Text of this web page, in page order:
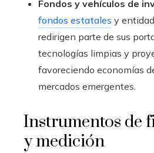
Fondos y vehículos de
fondos estatales y
redirigen parte de sus
tecnologías limpias y
favoreciendo economías
mercados emergentes.
Instrumentos de
y medición